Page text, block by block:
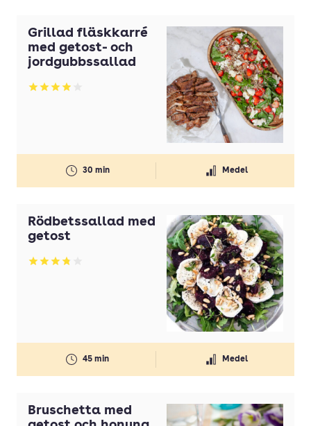
Nötkött
Olivolja
Olja
Pasta
Potatis(ar)
Purjolök(ar)
Tomater
Grillad fläskkarré
med getost- och
jordgubbssallad
Betyg: 3.95 av 5
30 min Medel
Rödbetssallad med
getost
Betyg: 3.77 av 5
45 min Medel
Bruschetta med